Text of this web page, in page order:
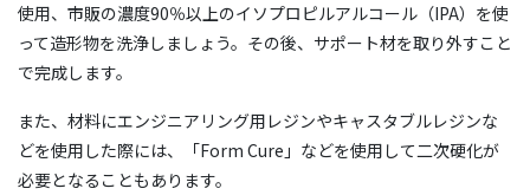
使用、市販の濃度90％以上のイソプロピルアルコール（IPA）を使
って造形物を洗浄しましょう。その後、サポート材を取り外すこと
で完成します。
また、材料にエンジニアリング用レジンやキャスタブルレジンな
どを使用した際には、「Form Cure」などを使用して二次硬化が
必要となることもあります。